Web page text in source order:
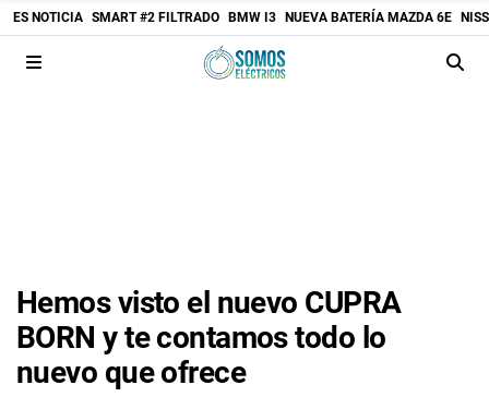
ES NOTICIA SMART #2 FILTRADO BMW I3 NUEVA BATERÍA MAZDA 6E
Hemos visto el nuevo CUPRA
BORN y te contamos todo lo
nuevo que ofrece